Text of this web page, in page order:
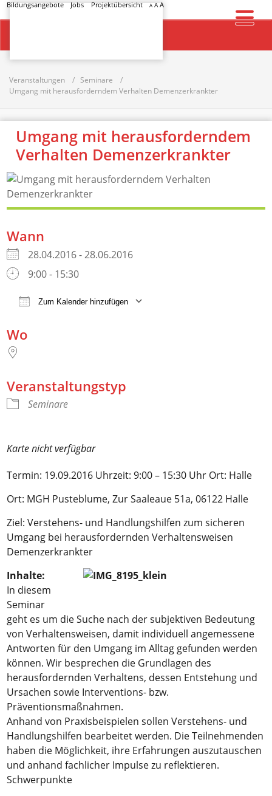
Bildungsangebote Jobs Projektübersicht A AA
Veranstaltungen
Seminare
Umgang mit herausforderndem Verhalten Demenzerkrankter
Umgang mit herausforderndem
Verhalten Demenzerkrankter
Wann
28.04.2016 - 28.06.2016
9:00 - 15:30
Zum Kalender hinzufügen
Wo
Veranstaltungstyp
Seminare
Karte nicht verfügbar
Termin: 19.09.2016 Uhrzeit: 9:00 – 15:30 Uhr Ort: Halle
Ort: MGH Pusteblume, Zur Saaleaue 51a, 06122 Halle
Ziel: Verstehens- und Handlungshilfen zum sicheren
Umgang bei herausfordernden Verhaltensweisen
Demenzerkrankter
Inhalte:
In diesem
Seminar
geht es um die Suche nach der subjektiven Bedeutung
von Verhaltensweisen, damit individuell angemessene
Antworten für den Umgang im Alltag gefunden werden
können. Wir besprechen die Grundlagen des
herausfordernden Verhaltens, dessen Entstehung und
Ursachen sowie Interventions- bzw.
Präventionsmaßnahmen.
Anhand von Praxisbeispielen sollen Verstehens- und
Handlungshilfen bearbeitet werden. Die Teilnehmenden
haben die Möglichkeit, ihre Erfahrungen auszutauschen
und anhand fachlicher Impulse zu reflektieren.
Schwerpunkte